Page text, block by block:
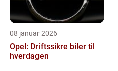
08 januar 2026
Opel: Driftssikre biler til
hverdagen